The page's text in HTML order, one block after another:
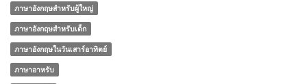
ภาษาอังกฤษสำหรับผู้ใหญ่
ภาษาอังกฤษสำหรับเด็ก
ภาษาอังกฤษในวันเสาร์อาทิตย์
ภาษาอาหรับ